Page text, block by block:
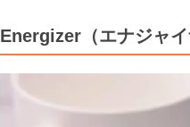
Energizer（エナジャ